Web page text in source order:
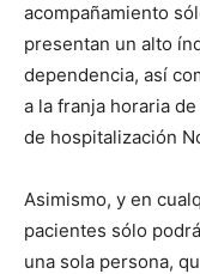
acompañamiento
presentan un alto
dependencia, así
a la franja horaria
de hospitalización
Asimismo, y en
pacientes sólo
una sola persona,